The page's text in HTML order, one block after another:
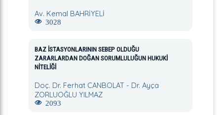
Av. Kemal BAHRİYELİ
3028
BAZ İSTASYONLARININ SEBEP OLDUĞU
ZARARLARDAN DOĞAN SORUMLULUĞUN HUKUKİ
NİTELİĞİ
Doç. Dr. Ferhat CANBOLAT - Dr. Ayça
ZORLUOĞLU YILMAZ
2093